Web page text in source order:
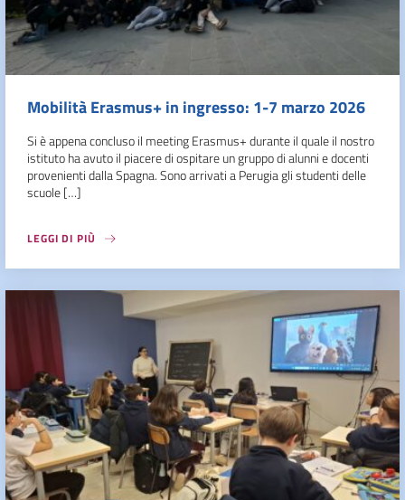
Mobilità Erasmus+ in ingresso: 1-7 marzo 2026
Si è appena concluso il meeting Erasmus+ durante il quale il nostro
istituto ha avuto il piacere di ospitare un gruppo di alunni e docenti
provenienti dalla Spagna. Sono arrivati a Perugia gli studenti delle
scuole […]
LEGGI DI PIÙ